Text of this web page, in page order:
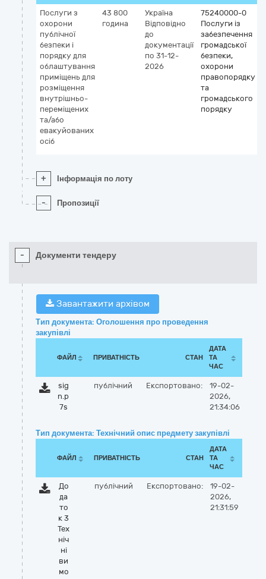
Послуги з
охорони
публічної
безпеки і
порядку для
облаштування
приміщень для
розміщення
внутрішньо-
переміщених
та/або
евакуйованих
осіб
43 800
година
Україна
Відповідно
до
документації
по 31-12-
2026
75240000-0
Послуги із
забезпечення
громадської
безпеки,
охорони
правопорядку
та
громадського
порядку
+ Інформація по лоту
- Пропозиції
- Документи тендеру
Завантажити архівом
Тип документа: Оголошення про проведення
закупівлі
ФАЙЛ ПРИВАТНІСТЬ СТАН
ДАТА
ТА
ЧАС
sig
n.p
7s
публічний Експортовано:
19-02-
2026,
21:34:06
Тип документа: Технічний опис предмету закупівлі
ФАЙЛ ПРИВАТНІСТЬ СТАН
ДАТА
ТА
ЧАС
До
да
то
к 3
Тех
ніч
ні
ви
мо
публічний Експортовано:
19-02-
2026,
21:31:59